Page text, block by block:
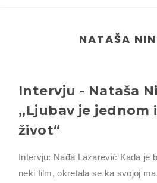
NATAŠA
Intervju - Nataša
,,Ljubav je jednom
život“
Intervju: Nađa Lazarević Kada je
neki film, okretala se ka svojoj